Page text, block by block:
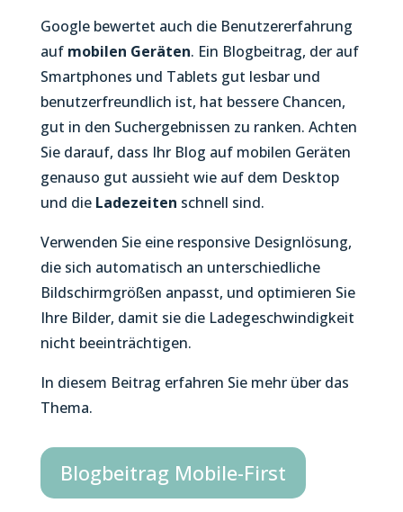
Google bewertet auch die Benutzererfahrung
auf mobilen Geräten. Ein Blogbeitrag, der auf
Smartphones und Tablets gut lesbar und
benutzerfreundlich ist, hat bessere Chancen,
gut in den Suchergebnissen zu ranken. Achten
Sie darauf, dass Ihr Blog auf mobilen Geräten
genauso gut aussieht wie auf dem Desktop
und die Ladezeiten schnell sind.
Verwenden Sie eine responsive Designlösung,
die sich automatisch an unterschiedliche
Bildschirmgrößen anpasst, und optimieren Sie
Ihre Bilder, damit sie die Ladegeschwindigkeit
nicht beeinträchtigen.
In diesem Beitrag erfahren Sie mehr über das
Thema.
Blogbeitrag Mobile-First